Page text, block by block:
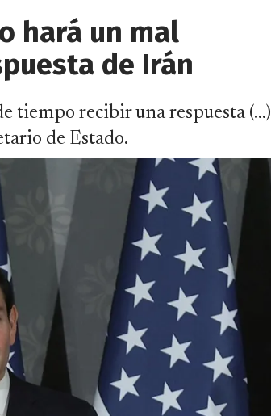
hará un mal
de Irán
tiempo recibir una respuesta (...)
de Estado.